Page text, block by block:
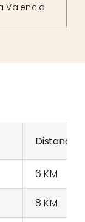
Valencia.
Distancia
6 KM
8 KM